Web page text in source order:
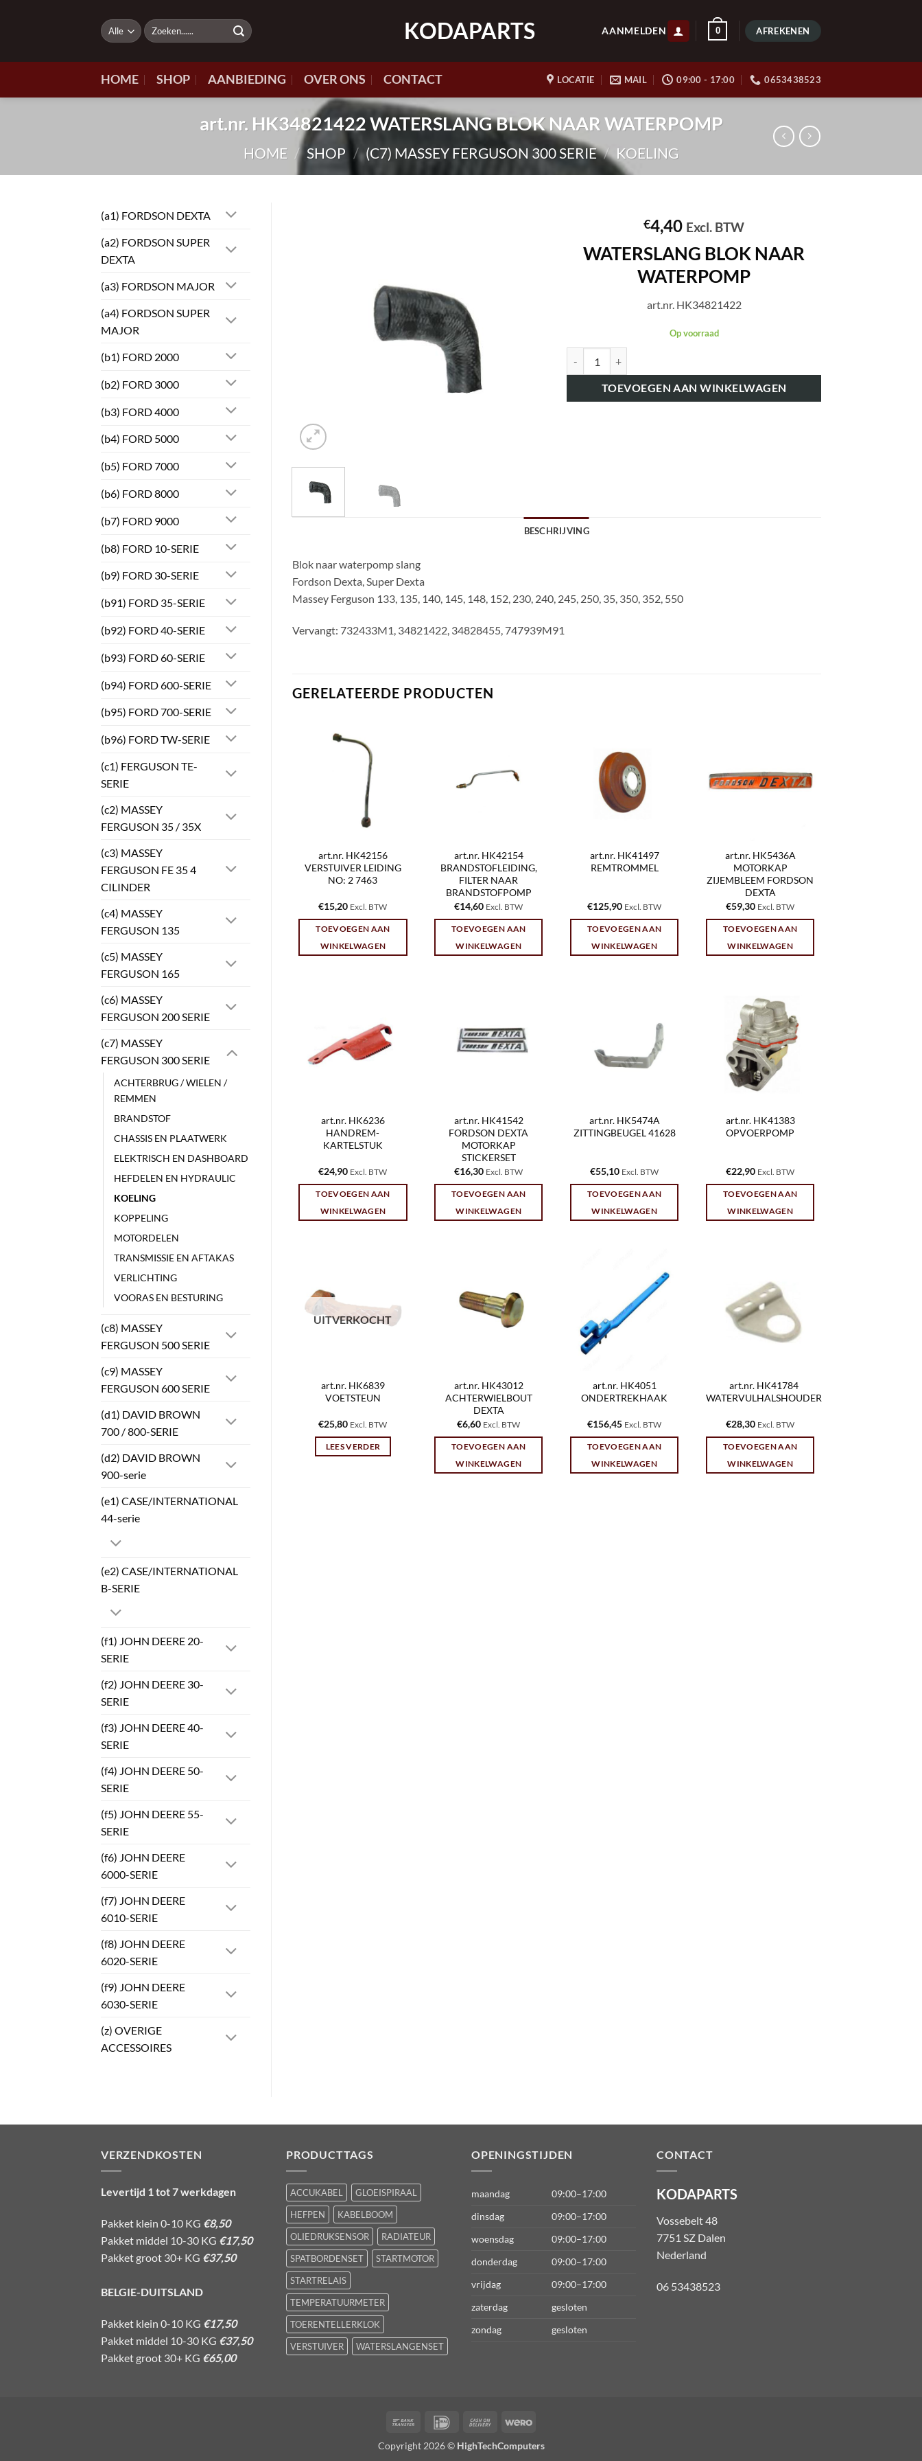
KODAPARTS
Zoeken
naar:
AANMELDEN 0 AFREKENEN
HOME SHOP AANBIEDING OVER ONS CONTACT LOCATIE MAIL 09:00 - 17:00 0653438523
art.nr. HK34821422 WATERSLANG BLOK NAAR WATERPOMP
HOME / SHOP / (C7) MASSEY FERGUSON 300 SERIE / KOELING
(a1) FORDSON DEXTA
(a2) FORDSON SUPER
DEXTA
(a3) FORDSON MAJOR
(a4) FORDSON SUPER
MAJOR
(b1) FORD 2000
(b2) FORD 3000
(b3) FORD 4000
(b4) FORD 5000
(b5) FORD 7000
(b6) FORD 8000
(b7) FORD 9000
(b8) FORD 10-SERIE
(b9) FORD 30-SERIE
(b91) FORD 35-SERIE
(b92) FORD 40-SERIE
(b93) FORD 60-SERIE
(b94) FORD 600-SERIE
(b95) FORD 700-SERIE
(b96) FORD TW-SERIE
(c1) FERGUSON TE-
SERIE
(c2) MASSEY
FERGUSON 35 / 35X
(c3) MASSEY
FERGUSON FE 35 4
CILINDER
(c4) MASSEY
FERGUSON 135
(c5) MASSEY
FERGUSON 165
(c6) MASSEY
FERGUSON 200 SERIE
(c7) MASSEY
FERGUSON 300 SERIE
ACHTERBRUG / WIELEN /
REMMEN
BRANDSTOF
CHASSIS EN PLAATWERK
ELEKTRISCH EN DASHBOARD
HEFDELEN EN HYDRAULIC
KOELING
KOPPELING
MOTORDELEN
TRANSMISSIE EN AFTAKAS
VERLICHTING
VOORAS EN BESTURING
(c8) MASSEY
FERGUSON 500 SERIE
(c9) MASSEY
FERGUSON 600 SERIE
(d1) DAVID BROWN
700 / 800-SERIE
(d2) DAVID BROWN
900-serie
(e1) CASE/INTERNATIONAL
44-serie
(e2) CASE/INTERNATIONAL
B-SERIE
(f1) JOHN DEERE 20-
SERIE
(f2) JOHN DEERE 30-
SERIE
(f3) JOHN DEERE 40-
SERIE
(f4) JOHN DEERE 50-
SERIE
(f5) JOHN DEERE 55-
SERIE
(f6) JOHN DEERE
6000-SERIE
(f7) JOHN DEERE
6010-SERIE
(f8) JOHN DEERE
6020-SERIE
(f9) JOHN DEERE
6030-SERIE
(z) OVERIGE
ACCESSOIRES
€4,40 Excl. BTW
WATERSLANG BLOK NAAR
WATERPOMP
art.nr. HK34821422
Op voorraad
TOEVOEGEN AAN WINKELWAGEN
BESCHRIJVING
Blok naar waterpomp slang
Fordson Dexta, Super Dexta
Massey Ferguson 133, 135, 140, 145, 148, 152, 230, 240, 245, 250, 35, 350, 352, 550
Vervangt: 732433M1, 34821422, 34828455, 747939M91
GERELATEERDE PRODUCTEN
art.nr. HK42156
VERSTUIVER LEIDING
NO: 2 7463
€15,20 Excl. BTW
TOEVOEGEN AAN
WINKELWAGEN
art.nr. HK42154
BRANDSTOFLEIDING,
FILTER NAAR
BRANDSTOFPOMP
€14,60 Excl. BTW
TOEVOEGEN AAN
WINKELWAGEN
art.nr. HK41497
REMTROMMEL
€125,90 Excl. BTW
TOEVOEGEN AAN
WINKELWAGEN
art.nr. HK5436A
MOTORKAP
ZIJEMBLEEM FORDSON
DEXTA
€59,30 Excl. BTW
TOEVOEGEN AAN
WINKELWAGEN
art.nr. HK6236
HANDREM-
KARTELSTUK
€24,90 Excl. BTW
TOEVOEGEN AAN
WINKELWAGEN
art.nr. HK41542
FORDSON DEXTA
MOTORKAP
STICKERSET
€16,30 Excl. BTW
TOEVOEGEN AAN
WINKELWAGEN
art.nr. HK5474A
ZITTINGBEUGEL 41628
€55,10 Excl. BTW
TOEVOEGEN AAN
WINKELWAGEN
art.nr. HK41383
OPVOERPOMP
€22,90 Excl. BTW
TOEVOEGEN AAN
WINKELWAGEN
UITVERKOCHT
art.nr. HK6839
VOETSTEUN
€25,80 Excl. BTW
LEES VERDER
art.nr. HK43012
ACHTERWIELBOUT
DEXTA
€6,60 Excl. BTW
TOEVOEGEN AAN
WINKELWAGEN
art.nr. HK4051
ONDERTREKHAAK
€156,45 Excl. BTW
TOEVOEGEN AAN
WINKELWAGEN
art.nr. HK41784
WATERVULHALSHOUDER
€28,30 Excl. BTW
TOEVOEGEN AAN
WINKELWAGEN
VERZENDKOSTEN
Levertijd 1 tot 7 werkdagen
Pakket klein 0-10 KG €8,50
Pakket middel 10-30 KG €17,50
Pakket groot 30+ KG €37,50
BELGIE-DUITSLAND
Pakket klein 0-10 KG €17,50
Pakket middel 10-30 KG €37,50
Pakket groot 30+ KG €65,00
PRODUCTTAGS
ACCUKABEL
GLOEISPIRAAL
HEFPEN
KABELBOOM
OLIEDRUKSENSOR
RADIATEUR
SPATBORDENSET
STARTMOTOR
STARTRELAIS
TEMPERATUURMETER
TOERENTELLERKLOK
VERSTUIVER
WATERSLANGENSET
OPENINGSTIJDEN
maandag
09:00–17:00
dinsdag
09:00–17:00
woensdag
09:00–17:00
donderdag
09:00–17:00
vrijdag
09:00–17:00
zaterdag
gesloten
zondag
gesloten
CONTACT
KODAPARTS
Vossebelt 48
7751 SZ Dalen
Nederland
06 53438523
Bank
IDeal
Cash
Delivery
Wero
Copyright 2026 © HighTechComputers